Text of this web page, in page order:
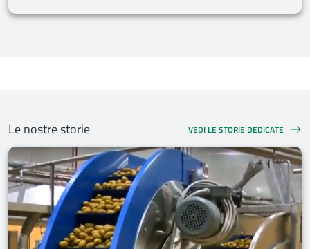
Le nostre storie VEDI LE STORIE DEDICATE